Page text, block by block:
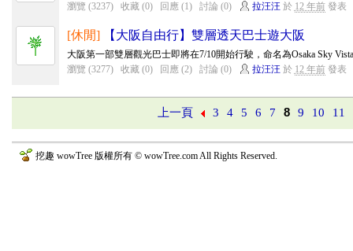
瀏覽 (3237)
收藏 (0) 回應 (1) 討論 (0) 拉汪汪 於 12 年前發表
[休閒] 【大阪自由行】雙層透天巴士遊大阪
大阪第一部雙層觀光巴士即將在7/10開始行駛，命名為Osaka Sky
瀏覽 (3277)
收藏 (0) 回應 (2) 討論 (0) 拉汪汪 於 12 年前發表
上一頁 3 4 5 6 7 8 9 10 11
挖趣 wowTree 版權所有 © wowTree.com All Rights Reserved.